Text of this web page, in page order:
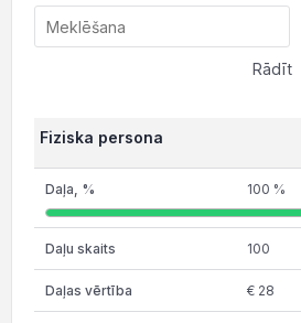
Rādīt
Fiziska persona
100 %
100
€ 28